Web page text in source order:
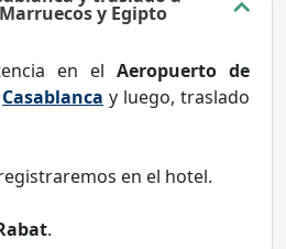
y Egipto
en el Aeropuerto de
Casablanca y luego, traslado
en el hotel.
.